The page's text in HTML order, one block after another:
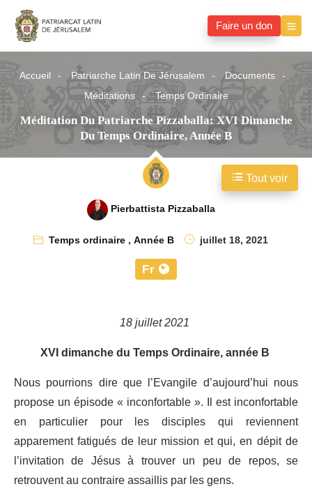
Faire un don
Accueil Patriarche Latin De Jérusalem
Documents
Méditations
Temps Ordinaire
Méditation Du Patriarche Pizzaballa: XVI Dimanche
Du Temps Ordinaire, Année B
Pierbattista Pizzaballa
Temps ordinaire,Année B juillet 18, 2021
Fr
18 juillet 2021
XVI dimanche du Temps Ordinaire, année B
Nous pourrions dire que l’Evangile d’aujourd’hui nous
propose un épisode « inconfortable ». Il est inconfortable
en particulier pour les disciples qui reviennent
apparement fatigués de leur mission et qui, en dépit de
l’invitation de Jésus à trouver un peu de repos, se
retrouvent au contraire assaillis par les gens.
Tout voir